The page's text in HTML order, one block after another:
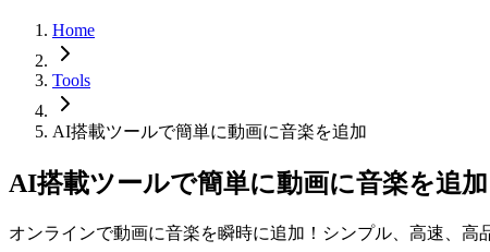
Home
Tools
AI搭載ツールで簡単に動画に音楽を追加
AI搭載ツールで簡単に動画に音楽を追加
オンラインで動画に音楽を瞬時に追加！シンプル、高速、